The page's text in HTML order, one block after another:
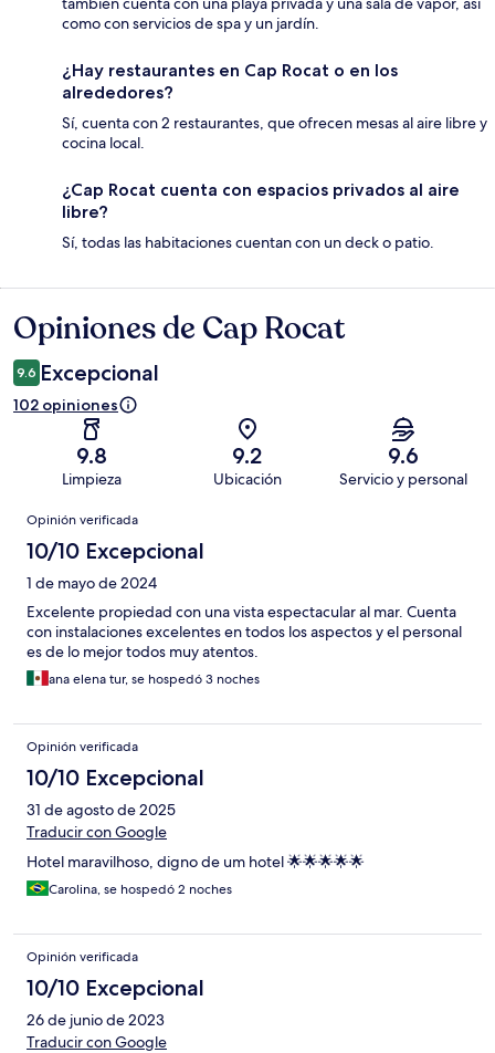
como con servicios de spa y un jardín.
¿Hay restaurantes en Cap Rocat o en los
alrededores?
Sí, cuenta con 2 restaurantes, que ofrecen mesas al aire libre y
cocina local.
¿Cap Rocat cuenta con espacios privados al aire
libre?
Sí, todas las habitaciones cuentan con un deck o patio.
Opiniones
Opiniones de Cap Rocat
9.6 Excepcional
102 opiniones
9.8
Limpieza
9.2
Ubicación
9.6
Servicio y personal
Opiniones
Opinión verificada
10/10 Excepcional
1 de mayo de 2024
Excelente propiedad con una vista espectacular al mar. Cuenta
con instalaciones excelentes en todos los aspectos y el personal
es de lo mejor todos muy atentos.
ana elena tur, se hospedó 3 noches
Opinión verificada
10/10 Excepcional
31 de agosto de 2025
Traducir con Google
Hotel maravilhoso, digno de um hotel 🌟🌟🌟🌟🌟
Carolina, se hospedó 2 noches
Opinión verificada
10/10 Excepcional
26 de junio de 2023
Traducir con Google